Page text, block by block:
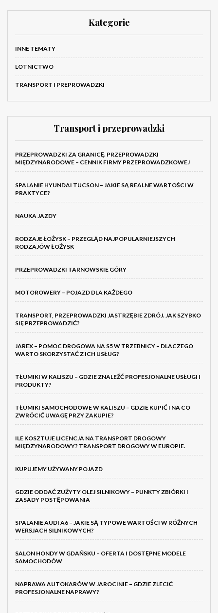
Kategorie
INNE TEMATY
LOTNICTWO
TRANSPORT I PREPROWADZKI
Transport i przeprowadzki
PRZEPROWADZKI ZA GRANICĘ. PRZEPROWADZKI
MIĘDZYNARODOWE – CENNIK FIRMY PRZEPROWADZKOWEJ
SPALANIE HYUNDAI TUCSON – JAKIE SĄ REALNE WARTOŚCI W
PRAKTYCE?
NAUKA JAZDY
RODZAJE ŁOŻYSK – PRZEGLĄD NAJPOPULARNIEJSZYCH
RODZAJÓW ŁOŻYSK
PRZEPROWADZKI TARNOWSKIE GÓRY
MOTOROWERY – POJAZD DLA KAŻDEGO
TRANSPORT, PRZEPROWADZKI JASTRZĘBIE ZDRÓJ. JAK SZYBKO
SIĘ PRZEPROWADZIĆ?
JAREX – POMOC DROGOWA NA S5 W TRZEBNICY – DLACZEGO
WARTO SKORZYSTAĆ Z ICH USŁUG?
TŁUMIKI W KALISZU – GDZIE ZNALEŹĆ PROFESJONALNE USŁUGI I
PRODUKTY?
TŁUMIKI SAMOCHODOWE W KALISZU – GDZIE KUPIĆ I NA CO
ZWRÓCIĆ UWAGĘ PRZY ZAKUPIE?
ILE KOSZTUJE LICENCJA NA TRANSPORT DROGOWY
MIĘDZYNARODOWY? TRANSPORT DROGOWY W EUROPIE.
KUPUJEMY UŻYWANY POJAZD
GDZIE ODDAĆ ZUŻYTY OLEJ SILNIKOWY – PUNKTY ZBIÓRKI I
ZASADY POSTĘPOWANIA
SPALANIE AUDI A6 – JAKIE SĄ TYPOWE WARTOŚCI W RÓŻNYCH
WERSJACH SILNIKOWYCH?
SALON HONDY W GDAŃSKU – OFERTA I DOSTĘPNE MODELE
SAMOCHODÓW
NAPRAWA AUTOKARÓW W JAROCINIE – GDZIE ZLECIĆ
PROFESJONALNE NAPRAWY?